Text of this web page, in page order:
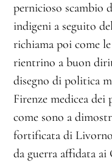
pernicioso scambio
indigeni a seguito
richiama poi come
rientrino a buon
disegno di politica
Firenze medicea
come sono a
fortificata di
da guerra affidata ai